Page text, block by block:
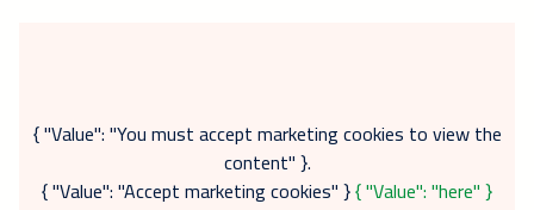
{ "Value": "You must accept marketing cookies to view the
content" }.
{ "Value": "Accept marketing cookies" }{ "Value": "here" }